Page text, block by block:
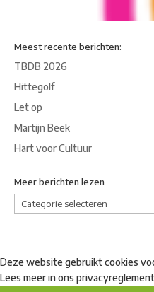
Meest recente berichten:
TBDB 2026
Hittegolf
Let op
Martijn Beek
Hart voor Cultuur
Meer berichten lezen
Meer
berichten
Deze website gebruikt cookies
Lees meer in ons privacyreglement